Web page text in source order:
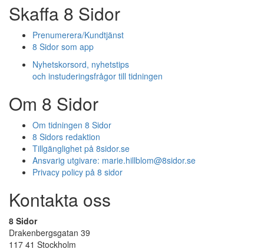
Skaffa 8 Sidor
Prenumerera/Kundtjänst
8 Sidor som app
Nyhetskorsord, nyhetstips
och instuderingsfrågor till tidningen
Om 8 Sidor
Om tidningen 8 Sidor
8 Sidors redaktion
Tillgänglighet på 8sidor.se
Ansvarig utgivare: marie.hillblom@8sidor.se
Privacy policy på 8 sidor
Kontakta oss
8 Sidor
Drakenbergsgatan 39
117 41 Stockholm